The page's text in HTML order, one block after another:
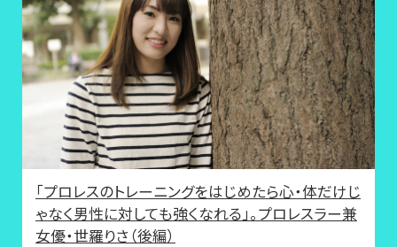
「プロレスのトレーニングをはじめたら心・体だけじ
ゃなく男性に対しても強くなれる」。プロレスラー兼
女優・世羅りさ（後編）